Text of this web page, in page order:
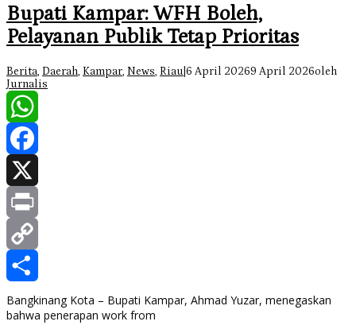
Bupati Kampar: WFH Boleh,
Pelayanan Publik Tetap Prioritas
Berita, Daerah, Kampar, News, Riau 6 April 20269 April 2026oleh
Jurnalis
WhatsApp
Facebook
X
Print
Copy
Link
Share
Bangkinang Kota – Bupati Kampar, Ahmad Yuzar, menegaskan
bahwa penerapan work from